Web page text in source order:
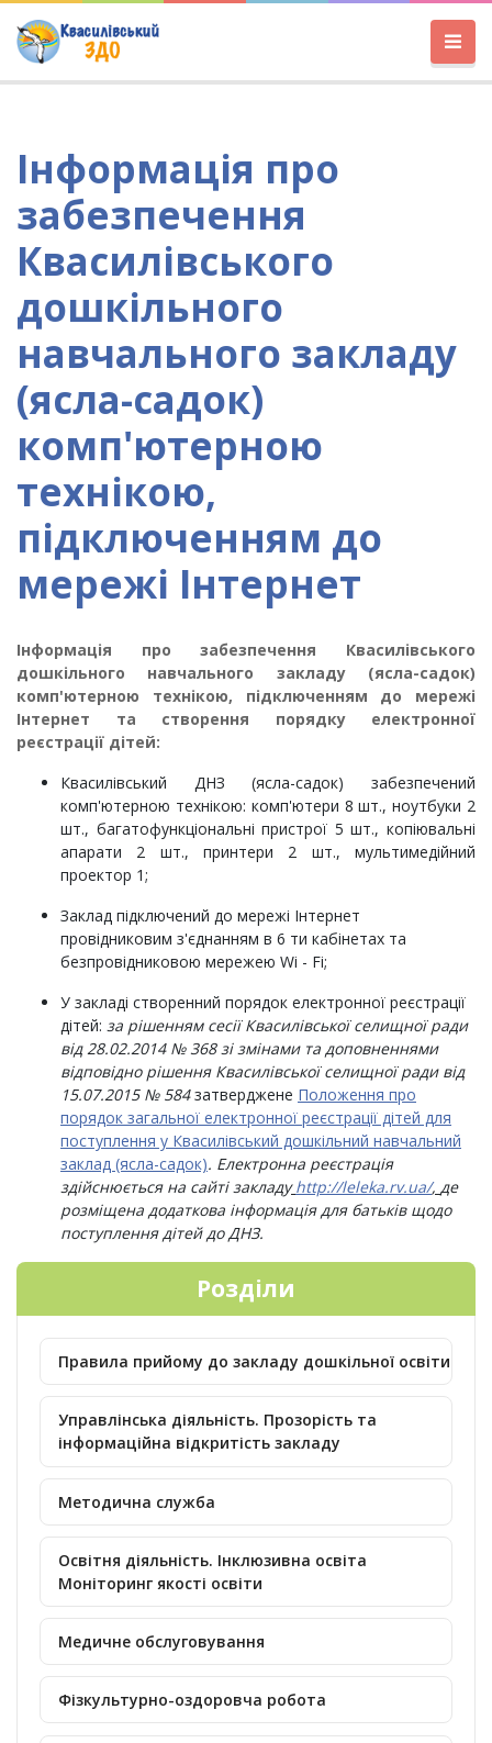
Інформація про
забезпечення
Квасилівського
дошкільного
навчального закладу
(ясла-садок)
комп'ютерною
технікою,
підключенням до
мережі Інтернет
Інформація про забезпечення Квасилівського
дошкільного навчального закладу (ясла-садок)
комп'ютерною технікою, підключенням до мережі
Інтернет та створення порядку електронної
реєстрації дітей:
Квасилівський ДНЗ (ясла-садок) забезпечений
комп'ютерною технікою: комп'ютери 8 шт., ноутбуки 2
шт., багатофункціональні пристрої 5 шт., копіювальні
апарати 2 шт., принтери 2 шт., мультимедійний
проектор 1;
Заклад підключений до мережі Інтернет
провідниковим з'єднанням в 6 ти кабінетах та
безпровідниковою мережею Wi - Fi;
У закладі створенний порядок електронної реєстрації
дітей: за рішенням сесії Квасилівської селищної ради
від 28.02.2014 № 368 зі змінами та доповненнями
відповідно рішення Квасилівської селищної ради від
15.07.2015 № 584затверджене Положення про
порядок загальної електронної реєстрації дітей для
поступлення у Квасилівський дошкільний навчальний
заклад (ясла-садок). Електронна реєстрація
здійснюється на сайті закладу http://leleka.rv.ua/, де
розміщена додаткова інформація для батьків щодо
поступлення дітей до ДНЗ.
Розділи
Правила прийому до закладу дошкільної освіти
Управлінська діяльність. Прозорість та
інформаційна відкритість закладу
Методична служба
Освітня діяльність. Інклюзивна освіта
Моніторинг якості освіти
Медичне обслуговування
Фізкультурно-оздоровча робота